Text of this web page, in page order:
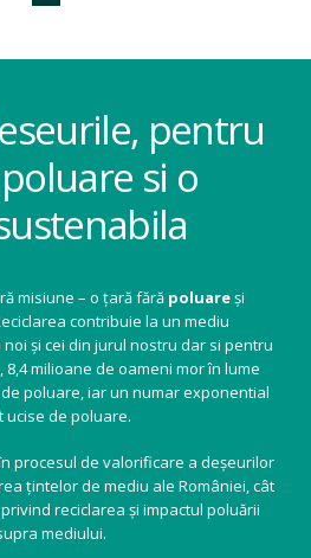
pentru
si o
misiune – o țară fără poluareși
contribuie la un mediu
și cei din jurul nostru dar si pentru
milioane de oameni mor în lume
poluare, iar un numar exponential
ucise de poluare.
procesul de valorificare a deșeurilor
țintelor de mediu ale României, cât
reciclarea și impactul poluării
mediului.